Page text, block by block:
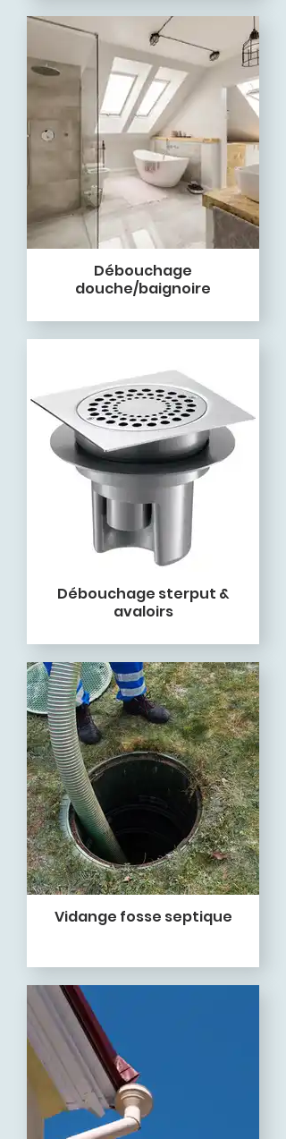
Débouchage
douche/baignoire
Débouchage sterput &
avaloirs
Vidange fosse septique